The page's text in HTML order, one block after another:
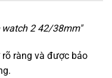
2 42/38mm"
ràng và được bảo